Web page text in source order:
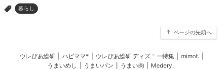
> 暮らし
ページの先頭へ
ウレぴあ総研 ハピママ* ウレぴあ総研 ディズニー特集 mimot.
うまいめし
うまいパン うまい肉 Medery.